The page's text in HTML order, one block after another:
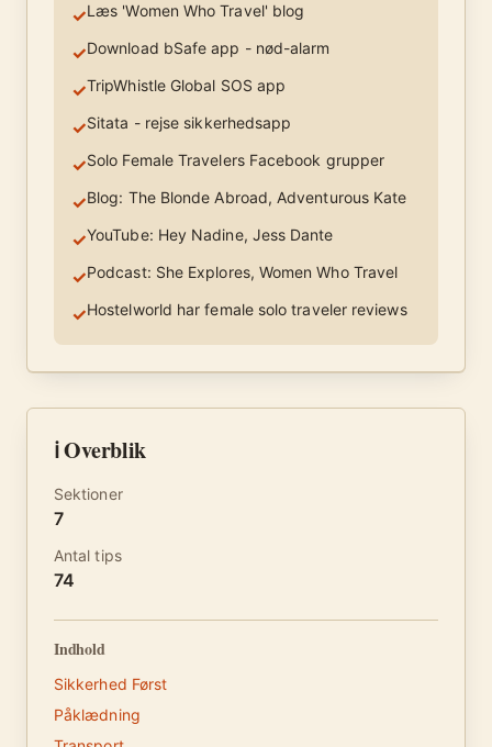
✓Læs 'Women Who Travel' blog
✓Download bSafe app - nød-alarm
✓TripWhistle Global SOS app
✓Sitata - rejse sikkerhedsapp
✓Solo Female Travelers Facebook grupper
✓Blog: The Blonde Abroad, Adventurous Kate
✓YouTube: Hey Nadine, Jess Dante
✓Podcast: She Explores, Women Who Travel
✓Hostelworld har female solo traveler reviews
ℹ️ Overblik
Sektioner
7
Antal tips
74
Indhold
Sikkerhed Først
Påklædning